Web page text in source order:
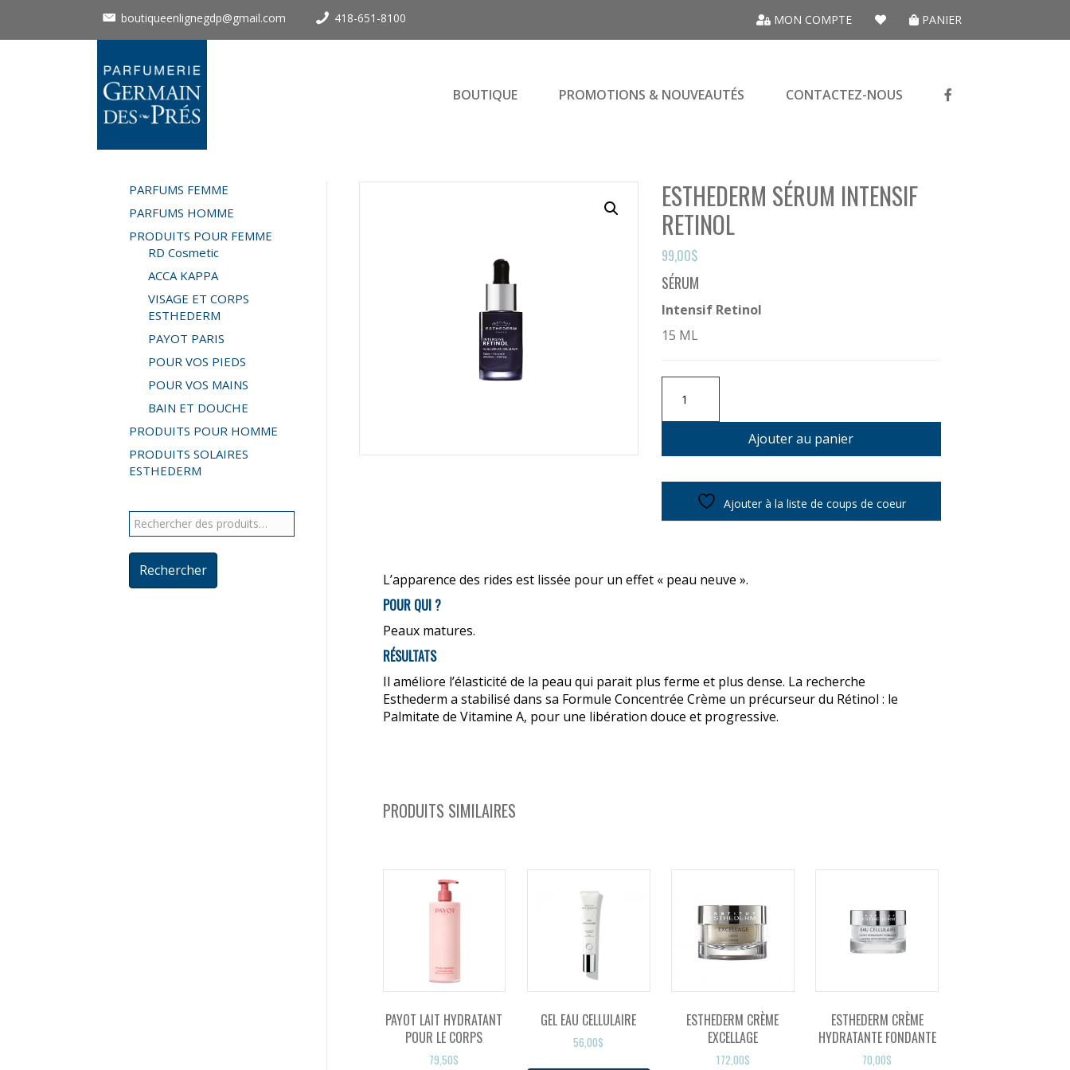
boutiqueenlignegdp@gmail.com 418-651-8100 MON COMPTE PANIER
BOUTIQUE PROMOTIONS & NOUVEAUTÉS CONTACTEZ-NOUS
ESTHEDERM SÉRUM INTENSIF
RETINOL
99,00$
SÉRUM
Intensif Retinol
15 ML
quantité
ESTHEDERM
RETINOL
Ajouter au panier
Ajouter à la liste de coups de coeur
L’apparence des rides est lissée pour un effet « peau neuve ».
POUR QUI ?
Peaux matures.
RÉSULTATS
Il améliore l’élasticité de la peau qui parait plus ferme et plus dense. La recherche
Esthederm a stabilisé dans sa Formule Concentrée Crème un précurseur du Rétinol : le
Palmitate de Vitamine A, pour une libération douce et progressive.
PRODUITS SIMILAIRES
PAYOT LAIT HYDRATANT
POUR LE CORPS
79,50$
GEL EAU CELLULAIRE
56,00$
ESTHEDERM CRÈME
EXCELLAGE
172,00$
ESTHEDERM CRÈME
HYDRATANTE FONDANTE
70,00$
PARFUMS FEMME
PARFUMS HOMME
PRODUITS POUR FEMME
RD Cosmetic
ACCA KAPPA
VISAGE ET CORPS
ESTHEDERM
PAYOT PARIS
POUR VOS PIEDS
POUR VOS MAINS
BAIN ET DOUCHE
PRODUITS POUR HOMME
PRODUITS SOLAIRES
ESTHEDERM
Rechercher :
Rechercher